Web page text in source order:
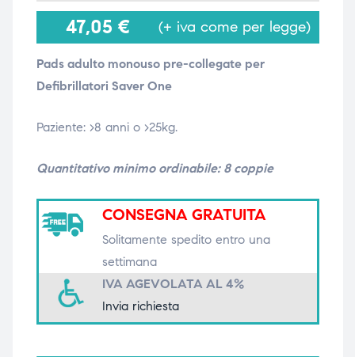
47,05 € (+ iva come per legge)
Pads adulto monouso pre-collegate per
Defibrillatori Saver One
Paziente: >8 anni o >25kg.
Quantitativo minimo ordinabile: 8 coppie
CONSEGNA GRATUITA
Solitamente spedito entro una
settimana
IVA AGEVOLATA AL 4%
Invia richiesta